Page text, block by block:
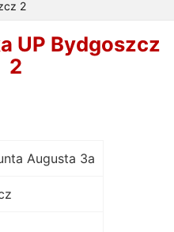
2
UP Bydgoszcz
2
Augusta 3a